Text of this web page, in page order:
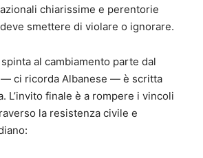
chiarissime e perentorie
smettere di violare o ignorare.
al cambiamento parte dal
— ci ricorda Albanese — è scritta
L’invito finale è a rompere i vincoli
la resistenza civile e